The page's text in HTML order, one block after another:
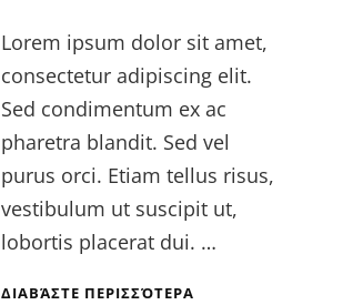
Lorem ipsum dolor sit amet,
consectetur adipiscing elit.
Sed condimentum ex ac
pharetra blandit. Sed vel
purus orci. Etiam tellus risus,
vestibulum ut suscipit ut,
lobortis placerat dui. …
ΔΙΑΒΆΣΤΕ ΠΕΡΙΣΣΌΤΕΡΑ